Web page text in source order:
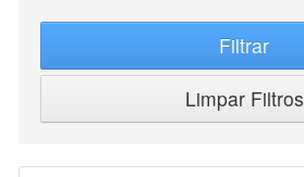
Filtrar
Limpar Filtros